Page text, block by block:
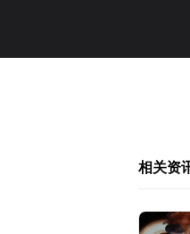
相关资